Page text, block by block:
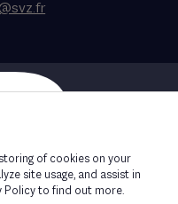
Bonhomme
of cookies on your
site usage, and assist in
Policy to find out more.